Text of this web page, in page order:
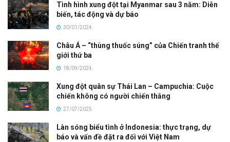
Tình hình xung đột tại Myanmar sau 3 năm: Diễn
biến, tác động và dự báo
30/01/2024
Châu Á – “thùng thuốc súng” của Chiến tranh thế
giới thứ ba
18/09/2024
Xung đột quân sự Thái Lan – Campuchia: Cuộc
chiến không có người chiến thắng
27/07/2025
Làn sóng biểu tình ở Indonesia: thực trạng, dự
báo và vấn đề đặt ra đối với Việt Nam